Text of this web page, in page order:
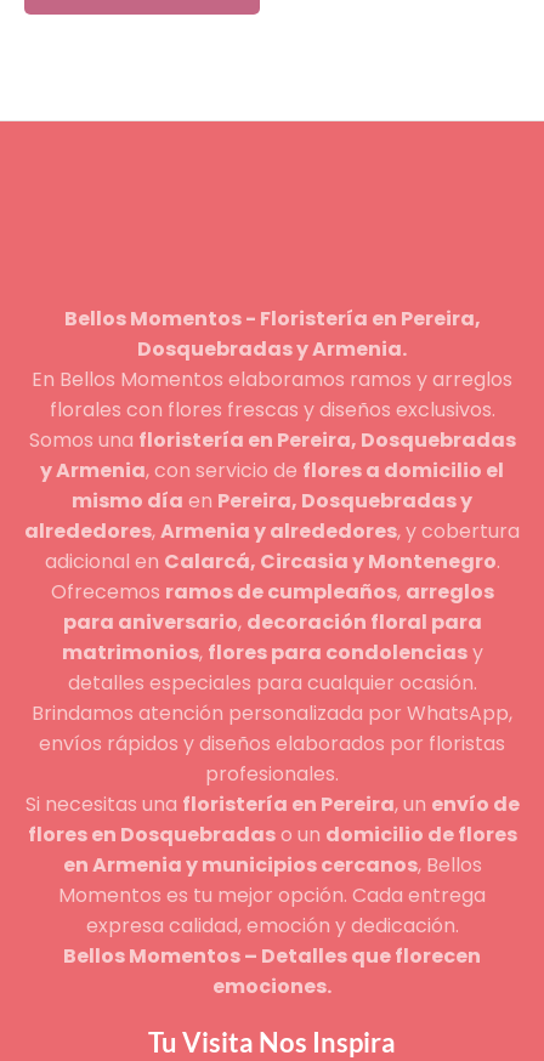
Bellos Momentos - Floristería en Pereira,
Dosquebradas y Armenia.
En Bellos Momentos elaboramos ramos y arreglos
florales con flores frescas y diseños exclusivos.
Somos una floristería en Pereira, Dosquebradas
y Armenia, con servicio de flores a domicilio el
mismo día en Pereira, Dosquebradas y
alrededores,Armenia y alrededores, y cobertura
adicional en Calarcá, Circasia y Montenegro.
Ofrecemos ramos de cumpleaños, arreglos
para aniversario, decoración floral para
matrimonios, flores para condolenciasy
detalles especiales para cualquier ocasión.
Brindamos atención personalizada por WhatsApp,
envíos rápidos y diseños elaborados por floristas
profesionales.
Si necesitas una floristería en Pereira, un envío de
flores en Dosquebradaso un domicilio de flores
en Armenia y municipios cercanos, Bellos
Momentos es tu mejor opción. Cada entrega
expresa calidad, emoción y dedicación.
Bellos Momentos – Detalles que florecen
emociones.
Tu Visita Nos Inspira